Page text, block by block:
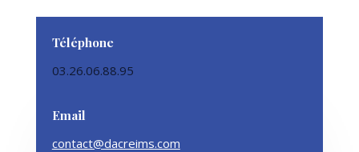
Téléphone
03.26.06.88.95
Email
contact@dacreims.com